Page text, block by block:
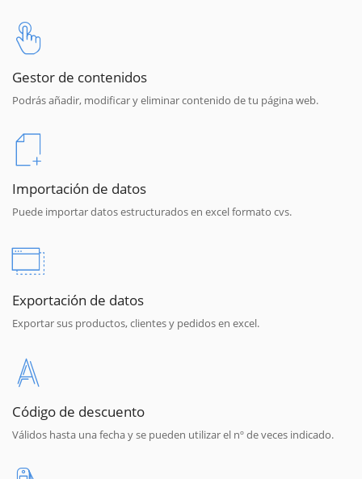
Gestor de contenidos
Podrás añadir, modificar y eliminar contenido de tu página web.
Importación de datos
Puede importar datos estructurados en excel formato cvs.
Exportación de datos
Exportar sus productos, clientes y pedidos en excel.
Código de descuento
Válidos hasta una fecha y se pueden utilizar el nº de veces indicado.